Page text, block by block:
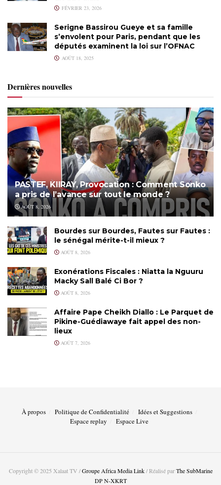
FÉVRIER 23, 2026
Serigne Bassirou Gueye et sa famille
s’envolent pour Paris, pendant que les
députés examinent la loi sur l’OFNAC
AOÛT 18, 2025
Dernières nouvelles
PASTEF, KIIRAY, Provocation : Comment Sonko
a pris de l’avance sur tout le monde ?
AOÛT 8, 2026
Bourdes sur Bourdes, Fautes sur Fautes :
le sénégal mérite-t-il mieux ?
AOÛT 8, 2026
Exonérations Fiscales : Niatta la Nguuru
Macky Sall Balé Ci Bor ?
AOÛT 8, 2026
Affaire Pape Cheikh Diallo : Le Parquet de
Pikine-Guédiawaye fait appel des non-
lieux
AOÛT 7, 2026
À propos Politique de Confidentialité
Idées et Suggestions
Espace replay
Espace Live
Copyright © 2025 Xalaat TV /Groupe Africa Media Link/ Réalisé parThe SubMarine
DP N-XKRT